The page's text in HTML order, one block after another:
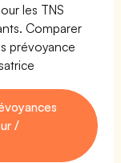
les TNS
Comparer
prévoyance
/